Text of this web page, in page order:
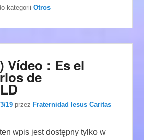
kategorii Otros
Vídeo : Es el
de
19 przez Fraternidad Iesus Caritas
wpis jest dostępny tylko w